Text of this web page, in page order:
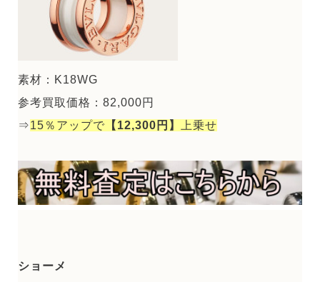
素材：K18WG
参考買取価格：82,000円
⇒15％アップで 【12,300円】 上乗せ
ショーメ